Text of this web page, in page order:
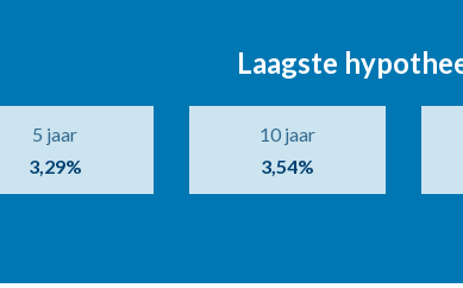
Laagste
5 jaar
3,29%
10 jaar
3,54%